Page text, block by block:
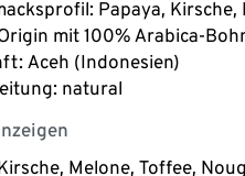
Papaya,
mit 100% Arabica-
Aceh (Indonesien)
natural
Ateng, Bor Bor, Catimor,
Melone, Toffee,